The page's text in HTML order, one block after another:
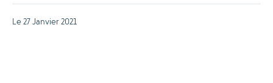
Le 27 Janvier 2021